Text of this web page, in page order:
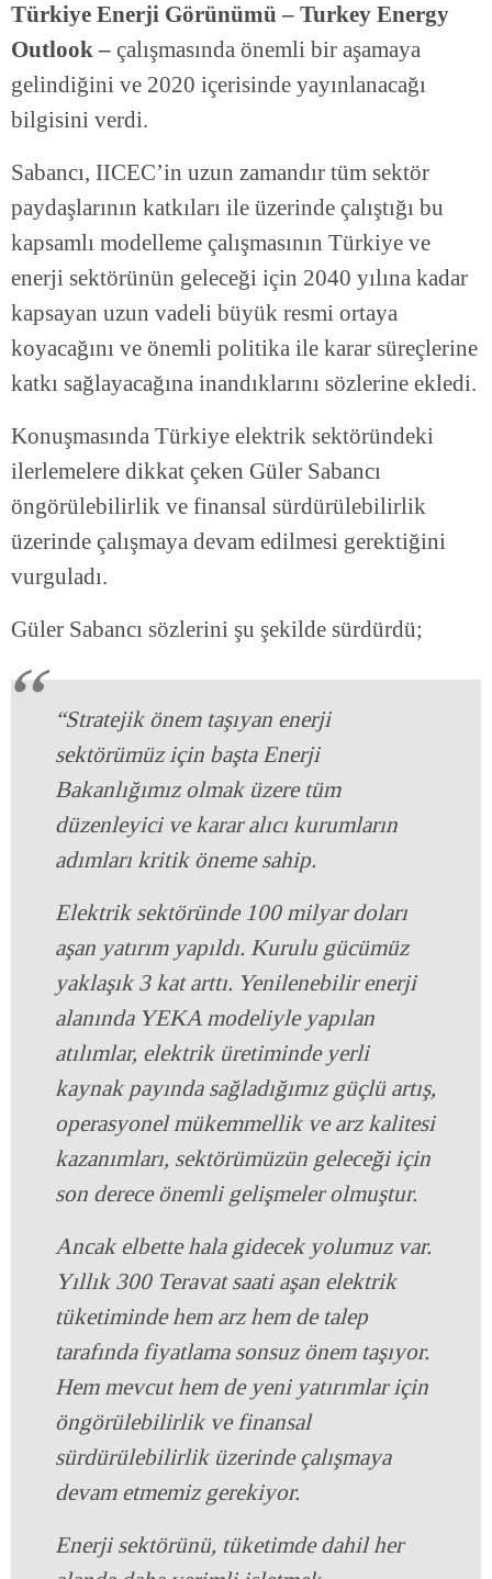
Türkiye Enerji Görünümü – Turkey Energy
Outlook – çalışmasında önemli bir aşamaya
gelindiğini ve 2020 içerisinde yayınlanacağı
bilgisini verdi.
Sabancı, IICEC’in uzun zamandır tüm sektör
paydaşlarının katkıları ile üzerinde çalıştığı bu
kapsamlı modelleme çalışmasının Türkiye ve
enerji sektörünün geleceği için 2040 yılına kadar
kapsayan uzun vadeli büyük resmi ortaya
koyacağını ve önemli politika ile karar süreçlerine
katkı sağlayacağına inandıklarını sözlerine ekledi.
Konuşmasında Türkiye elektrik sektöründeki
ilerlemelere dikkat çeken Güler Sabancı
öngörülebilirlik ve finansal sürdürülebilirlik
üzerinde çalışmaya devam edilmesi gerektiğini
vurguladı.
Güler Sabancı sözlerini şu şekilde sürdürdü;
“Stratejik önem taşıyan enerji
sektörümüz için başta Enerji
Bakanlığımız olmak üzere tüm
düzenleyici ve karar alıcı kurumların
adımları kritik öneme sahip.
Elektrik sektöründe 100 milyar doları
aşan yatırım yapıldı. Kurulu gücümüz
yaklaşık 3 kat arttı. Yenilenebilir enerji
alanında YEKA modeliyle yapılan
atılımlar, elektrik üretiminde yerli
kaynak payında sağladığımız güçlü artış,
operasyonel mükemmellik ve arz kalitesi
kazanımları, sektörümüzün geleceği için
son derece önemli gelişmeler olmuştur.
Ancak elbette hala gidecek yolumuz var.
Yıllık 300 Teravat saati aşan elektrik
tüketiminde hem arz hem de talep
tarafında fiyatlama sonsuz önem taşıyor.
Hem mevcut hem de yeni yatırımlar için
öngörülebilirlik ve finansal
sürdürülebilirlik üzerinde çalışmaya
devam etmemiz gerekiyor.
Enerji sektörünü, tüketimde dahil her